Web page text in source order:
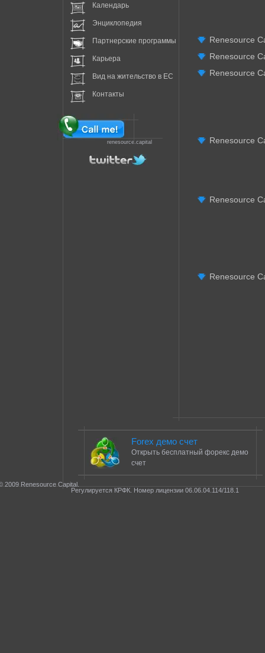
Renesource
Renesource
Renesource
Renesource
Renesource
Renesource
Календарь
Энциклопедия
Партнерские программы
Карьера
Вид на жительство в EC
Контакты
renesource.capital
Forex демо счет
Открыть бесплатный форекс демо
счет
2009 Renesource Capital.
Регулируется КРФК. Номер лицензии 06.06.04.114/118.1